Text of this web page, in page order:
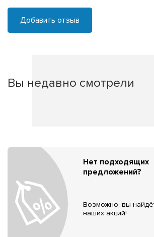
Добавить отзыв
Вы недавно смотрели
Нет подходящих
предложений?
Возможно, вы
наших акций!